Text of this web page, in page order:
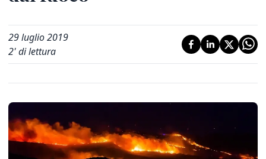
29 luglio 2019
2' di lettura